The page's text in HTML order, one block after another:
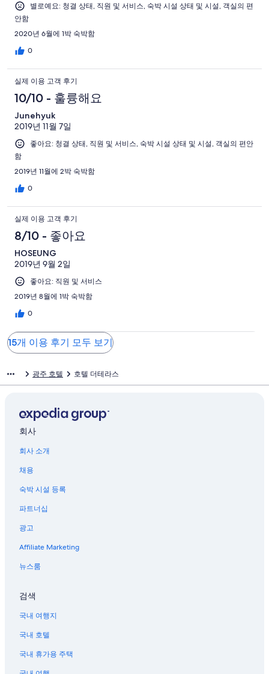
별로예요: 청결 상태, 직원 및 서비스, 숙박 시설 상태 및 시설, 객실의 편
안함
2020년 6월에 1박 숙박함
0
실제 이용 고객 후기
10/10 - 훌륭해요
Junehyuk
2019년 11월 7일
좋아요: 청결 상태, 직원 및 서비스, 숙박 시설 상태 및 시설, 객실의 편안
함
2019년 11월에 2박 숙박함
0
실제 이용 고객 후기
8/10 - 좋아요
HOSEUNG
2019년 9월 2일
좋아요: 직원 및 서비스
2019년 8월에 1박 숙박함
0
15개 이용 후기 모두 보기
광주 호텔 호텔 더테라스
회사
회사 소개
채용
숙박 시설 등록
파트너십
광고
Affiliate Marketing
뉴스룸
검색
국내 여행지
국내 호텔
국내 휴가용 주택